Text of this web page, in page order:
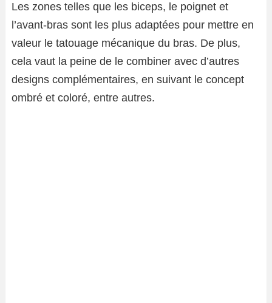
Les zones telles que les biceps, le poignet et
l’avant-bras sont les plus adaptées pour mettre en
valeur le tatouage mécanique du bras. De plus,
cela vaut la peine de le combiner avec d’autres
designs complémentaires, en suivant le concept
ombré et coloré, entre autres.